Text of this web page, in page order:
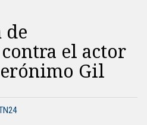
de
el actor
Gil